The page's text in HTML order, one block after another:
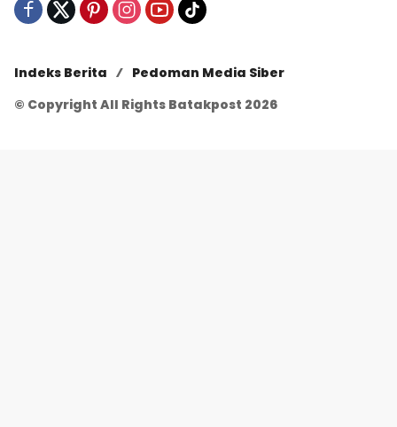
Indeks Berita
Pedoman Media Siber
© Copyright All Rights Batakpost 2026